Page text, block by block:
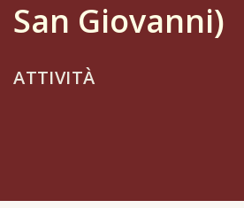
San Giovanni)
ATTIVITÀ